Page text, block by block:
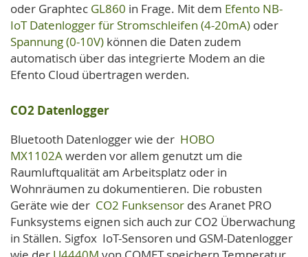
oder Graphtec GL860 in Frage. Mit dem Efento NB-
IoT Datenlogger für Stromschleifen (4-20mA) oder
Spannung (0-10V) können die Daten zudem
automatisch über das integrierte Modem an die
Efento Cloud übertragen werden.
CO2 Datenlogger
Bluetooth Datenlogger wie der HOBO
MX1102Awerden vor allem genutzt um die
Raumluftqualität am Arbeitsplatz oder in
Wohnräumen zu dokumentieren. Die robusten
Geräte wie der CO2 Funksensor des Aranet PRO
Funksystems eignen sich auch zur CO2 Überwachung
in Ställen. Sigfox IoT-Sensoren und GSM-Datenlogger